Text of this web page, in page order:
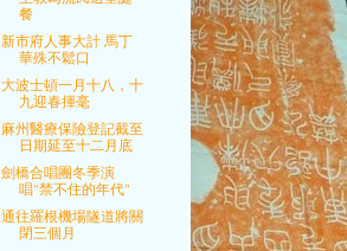
餐
新市府人事大計 馬丁
華殊不鬆口
大波士頓一月十八，十
九迎春揮毫
麻州醫療保險登記截至
日期延至十二月底
劍橋合唱團冬季演
唱“禁不住的年代”
通往羅根機場隧道將關
閉三個月